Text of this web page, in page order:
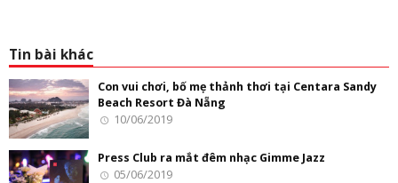
Tin bài khác
Con vui chơi, bố mẹ thảnh thơi tại Centara Sandy
Beach Resort Đà Nẵng
10/06/2019
Press Club ra mắt đêm nhạc Gimme Jazz
05/06/2019